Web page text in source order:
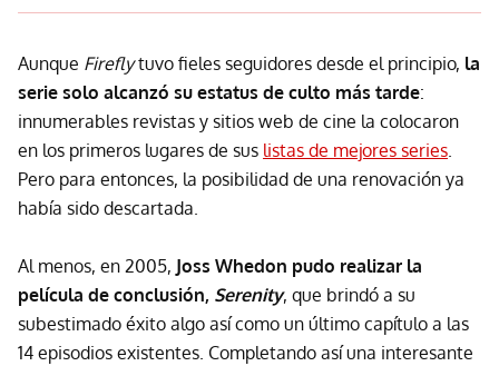
Aunque Fireflytuvo fieles seguidores desde el principio, la
serie solo alcanzó su estatus de culto más tarde:
innumerables revistas y sitios web de cine la colocaron
en los primeros lugares de sus listas de mejores series.
Pero para entonces, la posibilidad de una renovación ya
había sido descartada.
Al menos, en 2005, Joss Whedon pudo realizar la
película de conclusión, Serenity, que brindó a su
subestimado éxito algo así como un último capítulo a las
14 episodios existentes. Completando así una interesante